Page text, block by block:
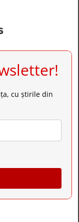
cu știrile din